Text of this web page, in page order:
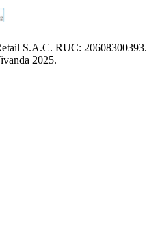
S.A.C. RUC: 20608300393.
2025.